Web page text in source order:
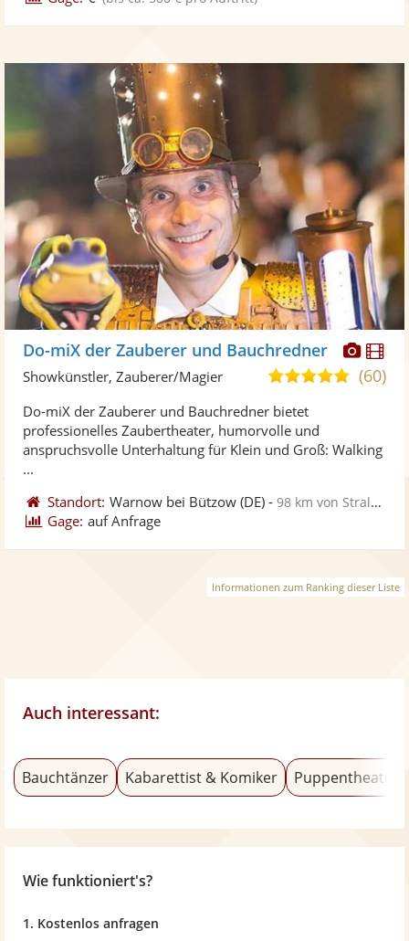
Do-miX der Zauberer und Bauchredner
4,9
Sternen
(60)
Showkünstler, Zauberer/Magier
Do-miX der Zauberer und Bauchredner bietet
professionelles Zaubertheater, humorvolle und
anspruchsvolle Unterhaltung für Klein und Groß: Walking
...
Standort: Warnow bei Bützow (DE) -98 km von Stralsund
Gage: auf Anfrage
Informationen zum Ranking dieser Liste
Auch interessant:
Bauchtänzer Kabarettist & Komiker Puppentheater
Wie funktioniert's?
1. Kostenlos anfragen